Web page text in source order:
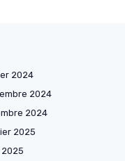
2024
2024
2024
2025
2025